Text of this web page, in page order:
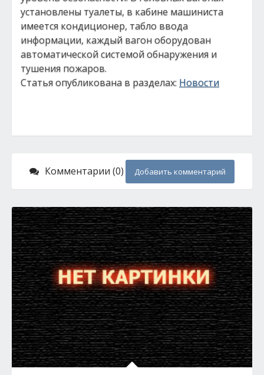
установлены туалеты, в кабине машиниста
имеется кондиционер, табло ввода
информации, каждый вагон оборудован
автоматической системой обнаружения и
тушения пожаров.
Статья опубликована в разделах: Новости
Комментарии (0) Добавить комментарий